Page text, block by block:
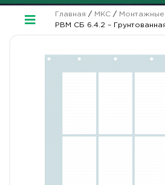
Главная / МКС/
РВМ СБ 6.4.2 –